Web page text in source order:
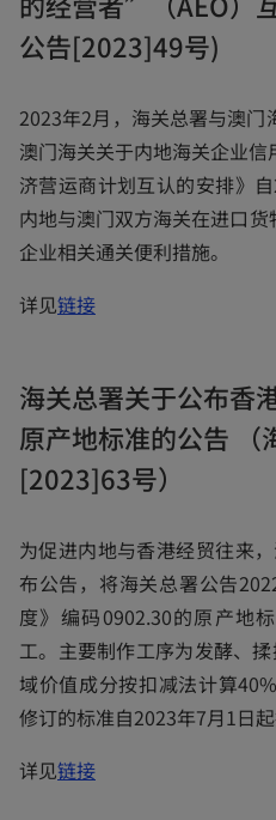
s
i
a
n
e
w
t
b
公告[2023]49号)
2023年2月，海关总署与澳门
澳门海关关于内地海关企业
济营运商计划互认的安排》
内地与澳门双方海关在进口
企业相关通关便利措施。
详见链接o
n
s
i
n
a
n
e
w
t
a
海关总署关于公布香
原产地标准的公告 （
[2023]63号）
为促进内地与香港经贸往来
布公告，将海关总署公告
度》编码0902.30的原产地
工。主要制作工序为发酵、
域价值成分按扣减法计算
修订的标准自2023年7月1日起
详见链接o